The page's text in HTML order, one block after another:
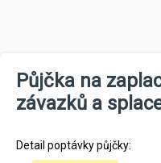
Půjčka na
závazků a
Detail poptávky půjčky: